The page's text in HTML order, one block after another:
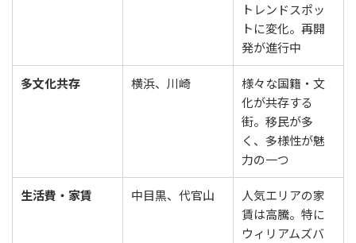
トレンドスポッ
トに変化。再開
発が進行中
多文化共存 横浜、川崎
様々な国籍・文
化が共存する
街。移民が多
く、多様性が魅
力の一つ
生活費・家賃 中目黒、代官山
人気エリアの家
賃は高騰。特に
ウィリアムズバ